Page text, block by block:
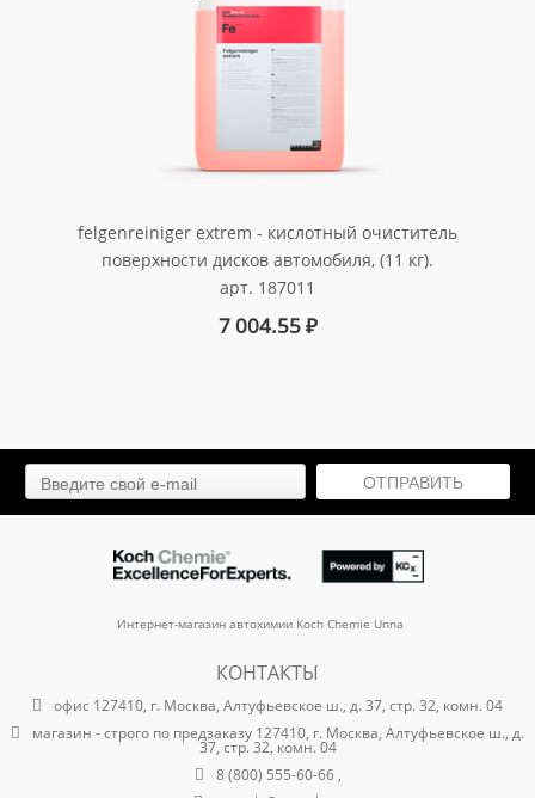
felgenreiniger extrem - кислотный очиститель
поверхности дисков автомобиля, (11 кг).
арт. 187011
7 004.55₽
ОТПРАВИТЬ
Интернет-магазин автохимии Koch Chemie Unna
КОНТАКТЫ
офис 127410, г. Москва, Алтуфьевское ш., д. 37, стр. 32, комн. 04
магазин - строго по предзаказу 127410, г. Москва, Алтуфьевское ш., д.
37, стр. 32, комн. 04
8 (800) 555-60-66 ,